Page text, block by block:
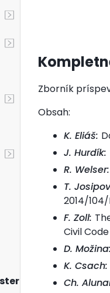
Zborník
Obsah:
K. Eliáš:
J. Hurdík:
R. Welser:
T.
2014/
F. Zoll:
Civil Code
D. Možina:
K. Csach:
Ch.